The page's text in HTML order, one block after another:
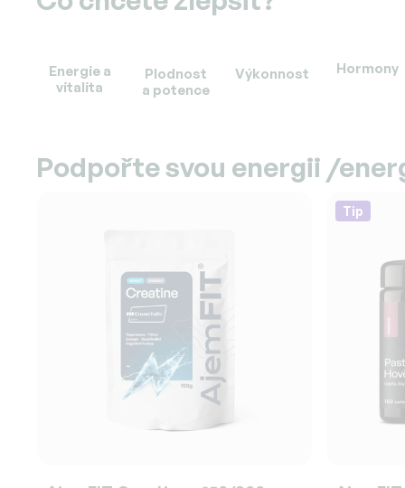
Energie a
vitalita
Plodnost
a potence
Výkonnost Hormony
Podpořte svou energii /
Tip